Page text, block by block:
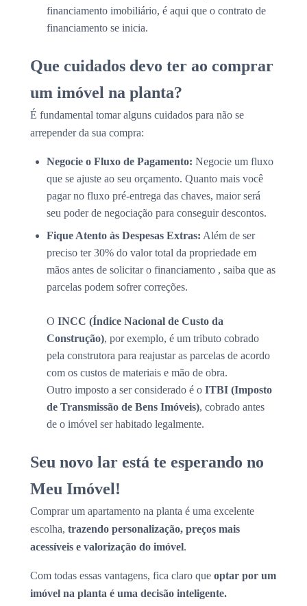
financiamento imobiliário, é aqui que o contrato de
financiamento se inicia.
Que cuidados devo ter ao comprar
um imóvel na planta?
É fundamental tomar alguns cuidados para não se
arrepender da sua compra:
Negocie o Fluxo de Pagamento: Negocie um fluxo
que se ajuste ao seu orçamento. Quanto mais você
pagar no fluxo pré-entrega das chaves, maior será
seu poder de negociação para conseguir descontos.
Fique Atento às Despesas Extras: Além de ser
preciso ter 30% do valor total da propriedade em
mãos antes de solicitar o financiamento , saiba que as
parcelas podem sofrer correções.
O INCC (Índice Nacional de Custo da
Construção), por exemplo, é um tributo cobrado
pela construtora para reajustar as parcelas de acordo
com os custos de materiais e mão de obra.
Outro imposto a ser considerado é o ITBI (Imposto
de Transmissão de Bens Imóveis), cobrado antes
de o imóvel ser habitado legalmente.
Seu novo lar está te esperando no
Meu Imóvel!
Comprar um apartamento na planta é uma excelente
escolha, trazendo personalização, preços mais
acessíveis e valorização do imóvel.
Com todas essas vantagens, fica claro que optar por um
imóvel na planta é uma decisão inteligente.